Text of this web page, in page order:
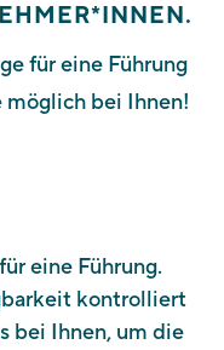
für eine Führung
möglich bei Ihnen!
eine Führung.
kontrolliert
bei Ihnen, um die